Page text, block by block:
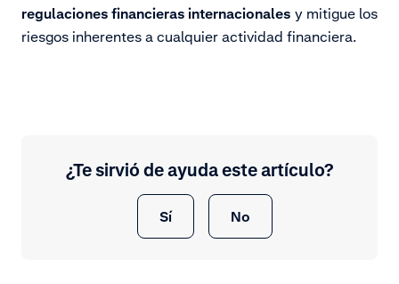
regulaciones financieras internacionales y mitigue los
riesgos inherentes a cualquier actividad financiera.
¿Te sirvió de ayuda este artículo?
Sí No